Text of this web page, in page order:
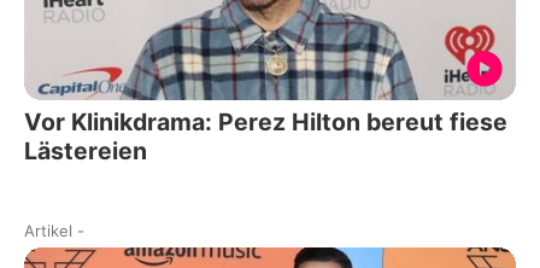
Vor Klinikdrama: Perez Hilton bereut fiese
Lästereien
Artikel -